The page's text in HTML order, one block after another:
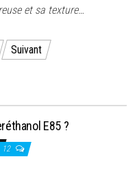
et sa texture…
Suivant
E85 ?
12